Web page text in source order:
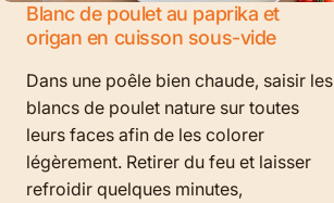
Blanc de poulet au paprika et
origan en cuisson sous-vide
Dans une poêle bien chaude, saisir les
blancs de poulet nature sur toutes
leurs faces afin de les colorer
légèrement. Retirer du feu et laisser
refroidir quelques minutes,